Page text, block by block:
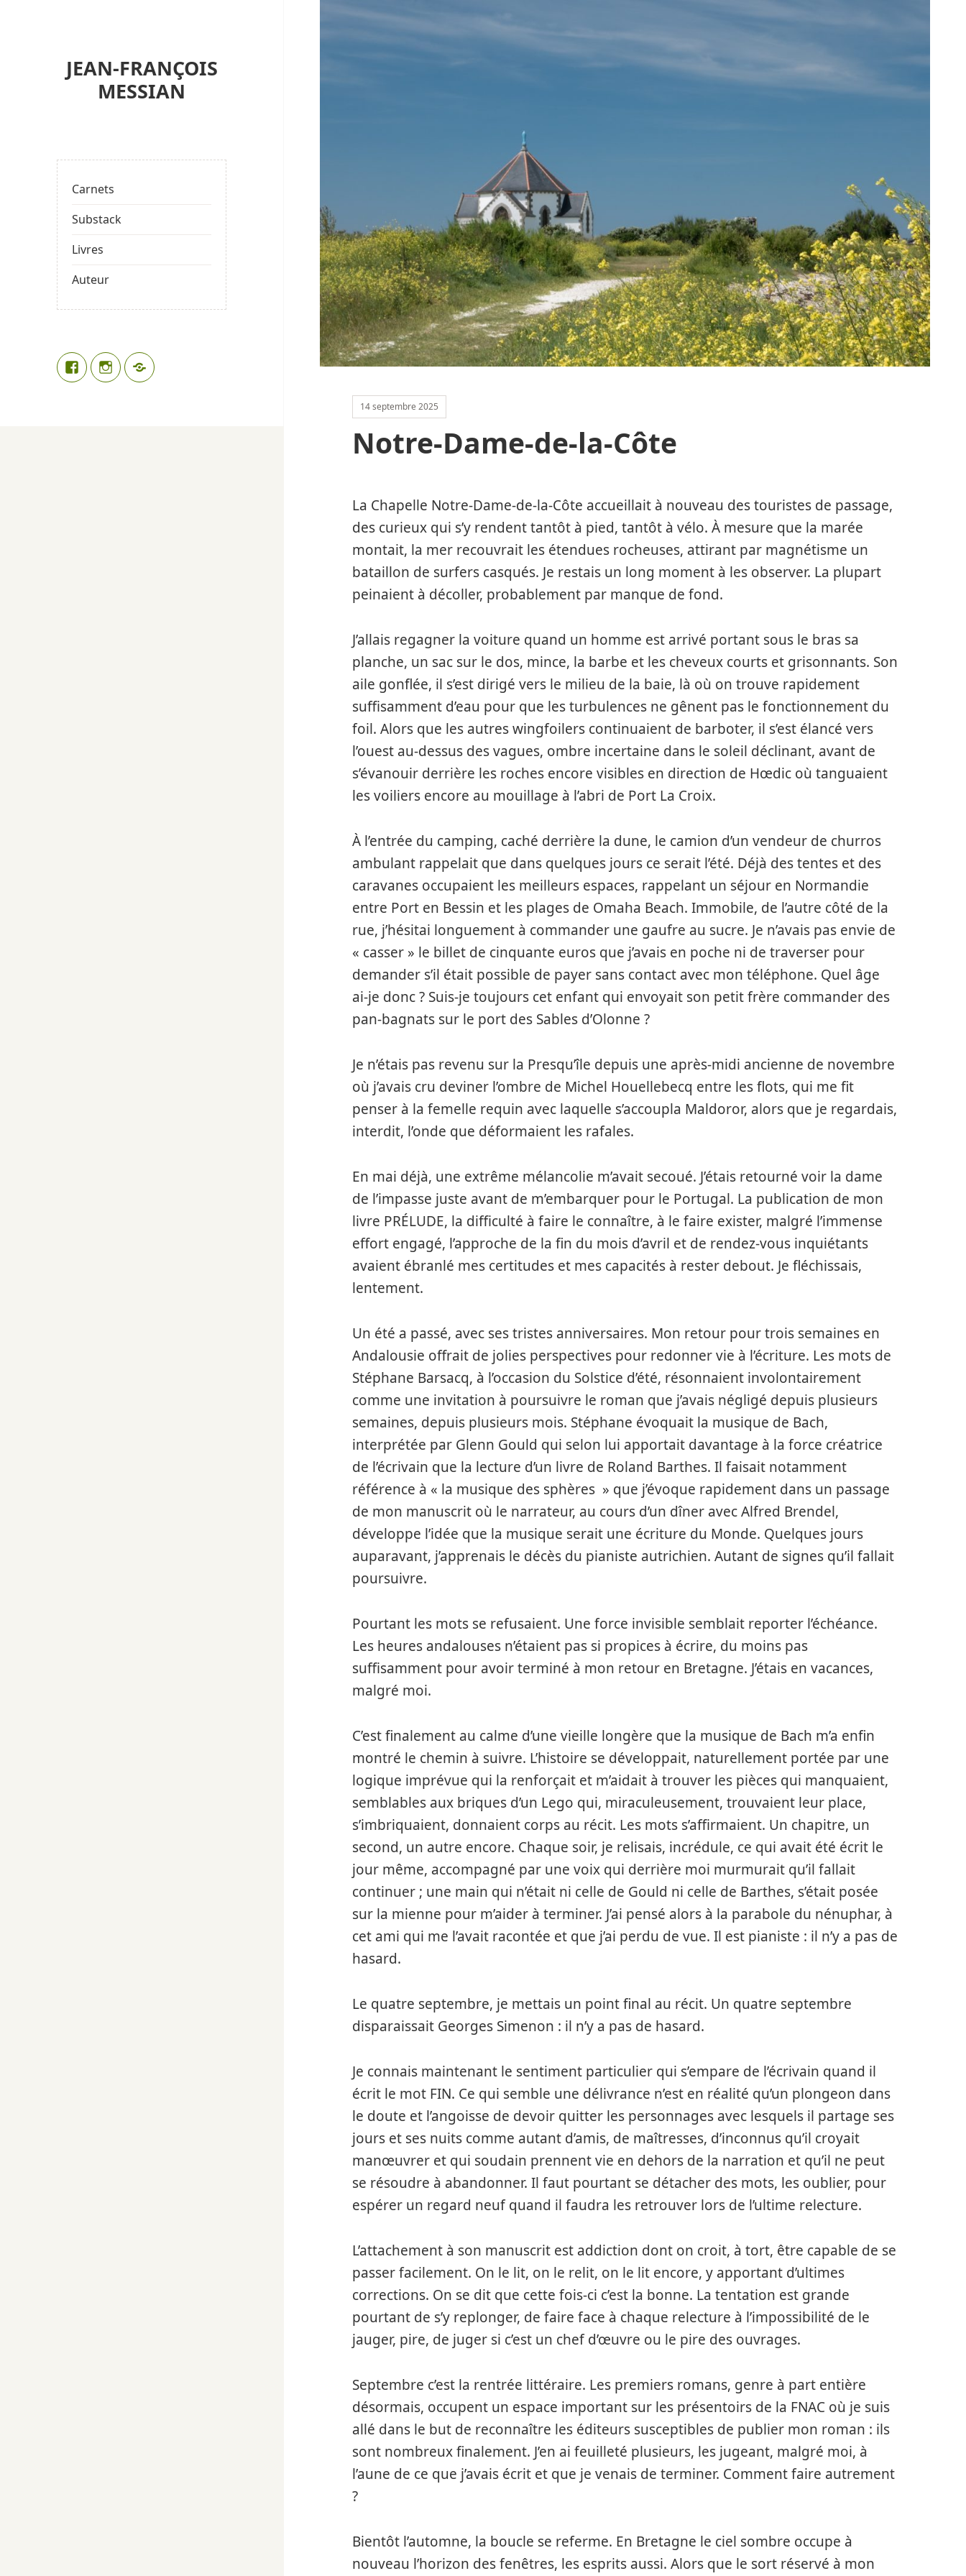
JEAN-FRANÇOIS
MESSIAN
Carnets
Substack
Livres
Auteur
FacebookInstagram
Substack
14 septembre 2025
Notre-Dame-de-la-Côte
La Chapelle Notre-Dame-de-la-Côte accueillait à nouveau des touristes de passage,
des curieux qui s’y rendent tantôt à pied, tantôt à vélo. À mesure que la marée
montait, la mer recouvrait les étendues rocheuses, attirant par magnétisme un
bataillon de surfers casqués. Je restais un long moment à les observer. La plupart
peinaient à décoller, probablement par manque de fond.
J’allais regagner la voiture quand un homme est arrivé portant sous le bras sa
planche, un sac sur le dos, mince, la barbe et les cheveux courts et grisonnants. Son
aile gonflée, il s’est dirigé vers le milieu de la baie, là où on trouve rapidement
suffisamment d’eau pour que les turbulences ne gênent pas le fonctionnement du
foil. Alors que les autres wingfoilers continuaient de barboter, il s’est élancé vers
l’ouest au-dessus des vagues, ombre incertaine dans le soleil déclinant, avant de
s’évanouir derrière les roches encore visibles en direction de Hœdic où tanguaient
les voiliers encore au mouillage à l’abri de Port La Croix.
À l’entrée du camping, caché derrière la dune, le camion d’un vendeur de churros
ambulant rappelait que dans quelques jours ce serait l’été. Déjà des tentes et des
caravanes occupaient les meilleurs espaces, rappelant un séjour en Normandie
entre Port en Bessin et les plages de Omaha Beach. Immobile, de l’autre côté de la
rue, j’hésitai longuement à commander une gaufre au sucre. Je n’avais pas envie de
« casser » le billet de cinquante euros que j’avais en poche ni de traverser pour
demander s’il était possible de payer sans contact avec mon téléphone. Quel âge
ai-je donc ? Suis-je toujours cet enfant qui envoyait son petit frère commander des
pan-bagnats sur le port des Sables d’Olonne ?
Je n’étais pas revenu sur la Presqu’île depuis une après-midi ancienne de novembre
où j’avais cru deviner l’ombre de Michel Houellebecq entre les flots, qui me fit
penser à la femelle requin avec laquelle s’accoupla Maldoror, alors que je regardais,
interdit, l’onde que déformaient les rafales.
En mai déjà, une extrême mélancolie m’avait secoué. J’étais retourné voir la dame
de l’impasse juste avant de m’embarquer pour le Portugal. La publication de mon
livre PRÉLUDE, la difficulté à faire le connaître, à le faire exister, malgré l’immense
effort engagé, l’approche de la fin du mois d’avril et de rendez-vous inquiétants
avaient ébranlé mes certitudes et mes capacités à rester debout. Je fléchissais,
lentement.
Un été a passé, avec ses tristes anniversaires. Mon retour pour trois semaines en
Andalousie offrait de jolies perspectives pour redonner vie à l’écriture. Les mots de
Stéphane Barsacq, à l’occasion du Solstice d’été, résonnaient involontairement
comme une invitation à poursuivre le roman que j’avais négligé depuis plusieurs
semaines, depuis plusieurs mois. Stéphane évoquait la musique de Bach,
interprétée par Glenn Gould qui selon lui apportait davantage à la force créatrice
de l’écrivain que la lecture d’un livre de Roland Barthes. Il faisait notamment
référence à « la musique des sphères » que j’évoque rapidement dans un passage
de mon manuscrit où le narrateur, au cours d’un dîner avec Alfred Brendel,
développe l’idée que la musique serait une écriture du Monde. Quelques jours
auparavant, j’apprenais le décès du pianiste autrichien. Autant de signes qu’il fallait
poursuivre.
Pourtant les mots se refusaient. Une force invisible semblait reporter l’échéance.
Les heures andalouses n’étaient pas si propices à écrire, du moins pas
suffisamment pour avoir terminé à mon retour en Bretagne. J’étais en vacances,
malgré moi.
C’est finalement au calme d’une vieille longère que la musique de Bach m’a enfin
montré le chemin à suivre. L’histoire se développait, naturellement portée par une
logique imprévue qui la renforçait et m’aidait à trouver les pièces qui manquaient,
semblables aux briques d’un Lego qui, miraculeusement, trouvaient leur place,
s’imbriquaient, donnaient corps au récit. Les mots s’affirmaient. Un chapitre, un
second, un autre encore. Chaque soir, je relisais, incrédule, ce qui avait été écrit le
jour même, accompagné par une voix qui derrière moi murmurait qu’il fallait
continuer ; une main qui n’était ni celle de Gould ni celle de Barthes, s’était posée
sur la mienne pour m’aider à terminer. J’ai pensé alors à la parabole du nénuphar, à
cet ami qui me l’avait racontée et que j’ai perdu de vue. Il est pianiste : il n’y a pas de
hasard.
Le quatre septembre, je mettais un point final au récit. Un quatre septembre
disparaissait Georges Simenon : il n’y a pas de hasard.
Je connais maintenant le sentiment particulier qui s’empare de l’écrivain quand il
écrit le mot FIN. Ce qui semble une délivrance n’est en réalité qu’un plongeon dans
le doute et l’angoisse de devoir quitter les personnages avec lesquels il partage ses
jours et ses nuits comme autant d’amis, de maîtresses, d’inconnus qu’il croyait
manœuvrer et qui soudain prennent vie en dehors de la narration et qu’il ne peut
se résoudre à abandonner. Il faut pourtant se détacher des mots, les oublier, pour
espérer un regard neuf quand il faudra les retrouver lors de l’ultime relecture.
L’attachement à son manuscrit est addiction dont on croit, à tort, être capable de se
passer facilement. On le lit, on le relit, on le lit encore, y apportant d’ultimes
corrections. On se dit que cette fois-ci c’est la bonne. La tentation est grande
pourtant de s’y replonger, de faire face à chaque relecture à l’impossibilité de le
jauger, pire, de juger si c’est un chef d’œuvre ou le pire des ouvrages.
Septembre c’est la rentrée littéraire. Les premiers romans, genre à part entière
désormais, occupent un espace important sur les présentoirs de la FNAC où je suis
allé dans le but de reconnaître les éditeurs susceptibles de publier mon roman : ils
sont nombreux finalement. J’en ai feuilleté plusieurs, les jugeant, malgré moi, à
l’aune de ce que j’avais écrit et que je venais de terminer. Comment faire autrement
?
Bientôt l’automne, la boucle se referme. En Bretagne le ciel sombre occupe à
nouveau l’horizon des fenêtres, les esprits aussi. Alors que le sort réservé à mon